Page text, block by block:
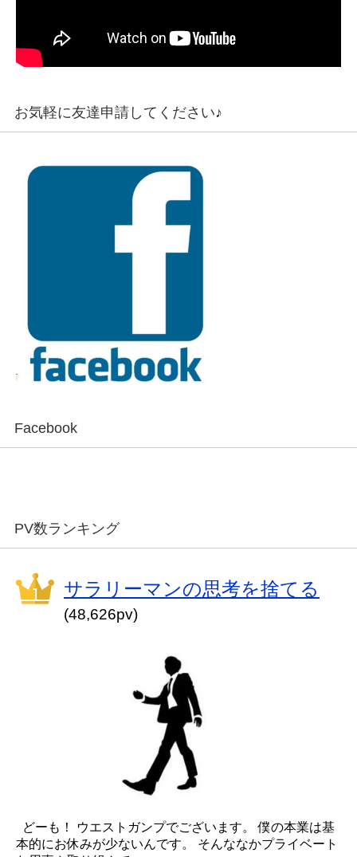
お気軽に友達申請してください♪
Facebook
PV数ランキング
サラリーマンの思考を捨てる
(48,626pv)
どーも！ ウエストガンプでございます。 僕の本業は基
本的にお休みが少ないんです。 そんななかプライベート